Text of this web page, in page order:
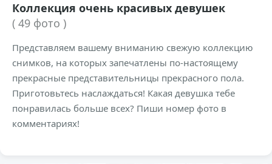
Коллекция очень красивых девушек
( 49 фото )
Представляем вашему вниманию свежую коллекцию
снимков, на которых запечатлены по-настоящему
прекрасные представительницы прекрасного пола.
Приготовьтесь наслаждаться! Какая девушка тебе
понравилась больше всех? Пиши номер фото в
комментариях!